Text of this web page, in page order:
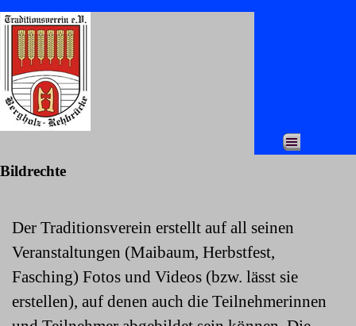
Bildrechte
Der Traditionsverein erstellt auf all seinen
Veranstaltungen (Maibaum, Herbstfest,
Fasching) Fotos und Videos (bzw. lässt sie
erstellen), auf denen auch die Teilnehmerinnen